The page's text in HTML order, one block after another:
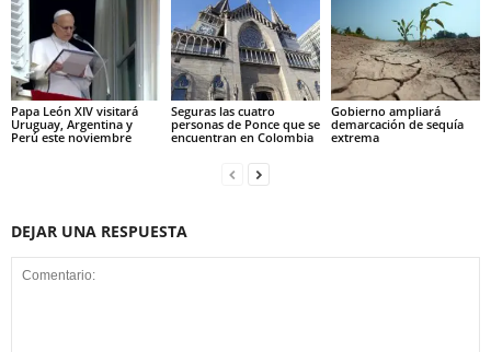
Papa León XIV visitará
Uruguay, Argentina y
Perú este noviembre
Seguras las cuatro
personas de Ponce que se
encuentran en Colombia
Gobierno ampliará
demarcación de sequía
extrema
DEJAR UNA RESPUESTA